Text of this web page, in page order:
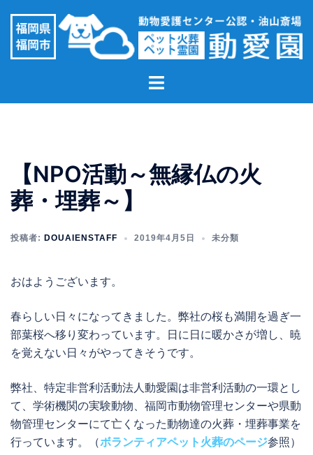
ト
ュ
ー
【NPO活動～無縁仏の火
葬・埋葬～】
投稿者: DOUAIENSTAFF 2019年4月5日 未分類
おはようございます。
春らしい日々になってきました。弊社の桜も満開を過ぎ一
部葉桜へ移り変わっています。日に日に暖かさが増し、暁
を覚えない日々がやってきそうです。
弊社、特定非営利活動法人動愛園は非営利活動の一環とし
て、学術機関の実験動物、福岡市動物管理センターや県動
物管理センターにて亡くなった動物達の火葬・埋葬事業を
行っています。（ボランティアペット火葬のページ参照）